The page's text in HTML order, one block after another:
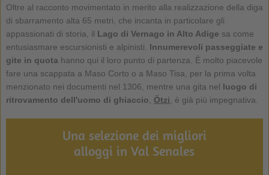
Oltre al racconto movimentato in merito alla realizzazione della diga
di sbarramento alta 65 metri, che incanta in particolare gli
appassionati di storia, il Lago di Vernago in Alto Adige sa come
entusiasmare escursionisti e alpinisti. Innumerevoli passeggiate e
gite in quota hanno qui il loro punto di partenza. È molto piacevole
fare una scappata a Maso Corto o a Maso Tisa, per la prima volta
menzionato nei documenti nel 1306, mentre una gita nel luogo di
ritrovamento dell'uomo di ghiaccio
Ötzi , è già più impegnativa.
Una selezione dei migliori
alloggi in Val Senales